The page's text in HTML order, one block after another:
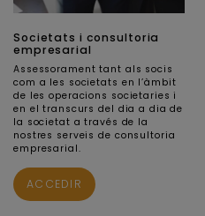
Societats i consultoria
empresarial
Assessorament tant als socis
com a les societats en l’àmbit
de les operacions societaries i
en el transcurs del dia a dia de
la societat a través de la
nostres serveis de consultoria
empresarial.
ACCEDIR